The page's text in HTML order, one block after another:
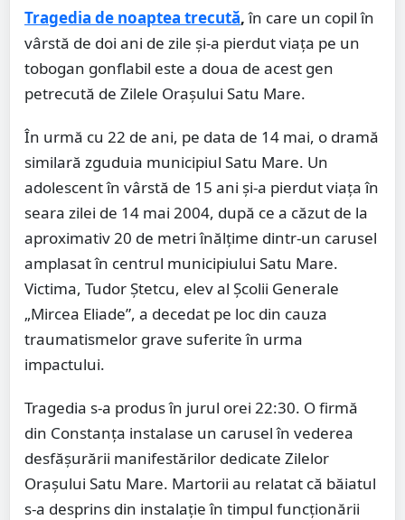
Tragedia de noaptea trecută,în care un copil în
vârstă de doi ani de zile și-a pierdut viața pe un
tobogan gonflabil este a doua de acest gen
petrecută de Zilele Orașului Satu Mare.
În urmă cu 22 de ani, pe data de 14 mai, o dramă
similară zguduia municipiul Satu Mare. Un
adolescent în vârstă de 15 ani și-a pierdut viața în
seara zilei de 14 mai 2004, după ce a căzut de la
aproximativ 20 de metri înălțime dintr-un carusel
amplasat în centrul municipiului Satu Mare.
Victima, Tudor Ștetcu, elev al Școlii Generale
„Mircea Eliade”, a decedat pe loc din cauza
traumatismelor grave suferite în urma
impactului.
Tragedia s-a produs în jurul orei 22:30. O firmă
din Constanța instalase un carusel în vederea
desfășurării manifestărilor dedicate Zilelor
Orașului Satu Mare. Martorii au relatat că băiatul
s-a desprins din instalație în timpul funcționării